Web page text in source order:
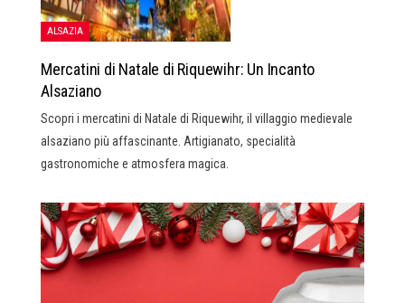
ALSAZIA
Mercatini di Natale di Riquewihr: Un Incanto
Alsaziano
Scopri i mercatini di Natale di Riquewihr, il villaggio medievale
alsaziano più affascinante. Artigianato, specialità
gastronomiche e atmosfera magica.